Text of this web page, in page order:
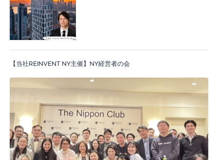
【当社REINVENT NY主催】NY経営者の会